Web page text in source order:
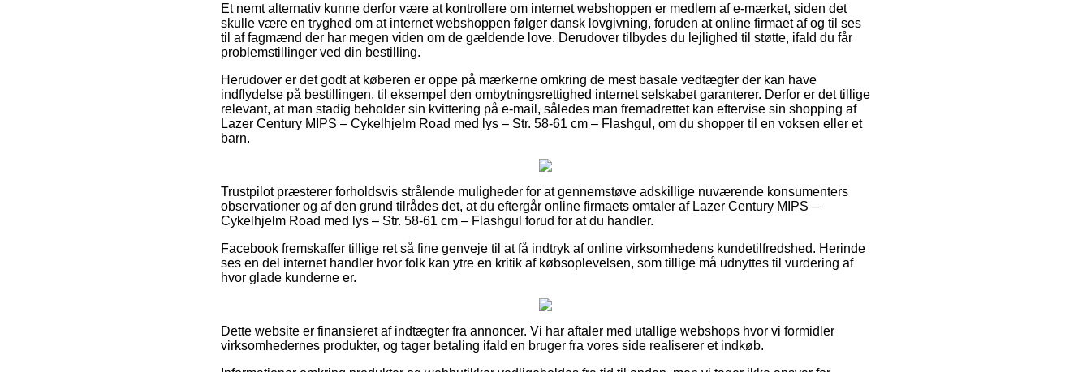
Et nemt alternativ kunne derfor være at kontrollere om internet webshoppen er medlem af e-mærket, siden det
skulle være en tryghed om at internet webshoppen følger dansk lovgivning, foruden at online firmaet af og til ses
til af fagmænd der har megen viden om de gældende love. Derudover tilbydes du lejlighed til støtte, ifald du får
problemstillinger ved din bestilling.
Herudover er det godt at køberen er oppe på mærkerne omkring de mest basale vedtægter der kan have
indflydelse på bestillingen, til eksempel den ombytningsrettighed internet selskabet garanterer. Derfor er det tillige
relevant, at man stadig beholder sin kvittering på e-mail, således man fremadrettet kan eftervise sin shopping af
Lazer Century MIPS – Cykelhjelm Road med lys – Str. 58-61 cm – Flashgul, om du shopper til en voksen eller et
barn.
Trustpilot præsterer forholdsvis strålende muligheder for at gennemstøve adskillige nuværende konsumenters
observationer og af den grund tilrådes det, at du eftergår online firmaets omtaler af Lazer Century MIPS –
Cykelhjelm Road med lys – Str. 58-61 cm – Flashgul forud for at du handler.
Facebook fremskaffer tillige ret så fine genveje til at få indtryk af online virksomhedens kundetilfredshed. Herinde
ses en del internet handler hvor folk kan ytre en kritik af købsoplevelsen, som tillige må udnyttes til vurdering af
hvor glade kunderne er.
Dette website er finansieret af indtægter fra annoncer. Vi har aftaler med utallige webshops hvor vi formidler
virksomhedernes produkter, og tager betaling ifald en bruger fra vores side realiserer et indkøb.